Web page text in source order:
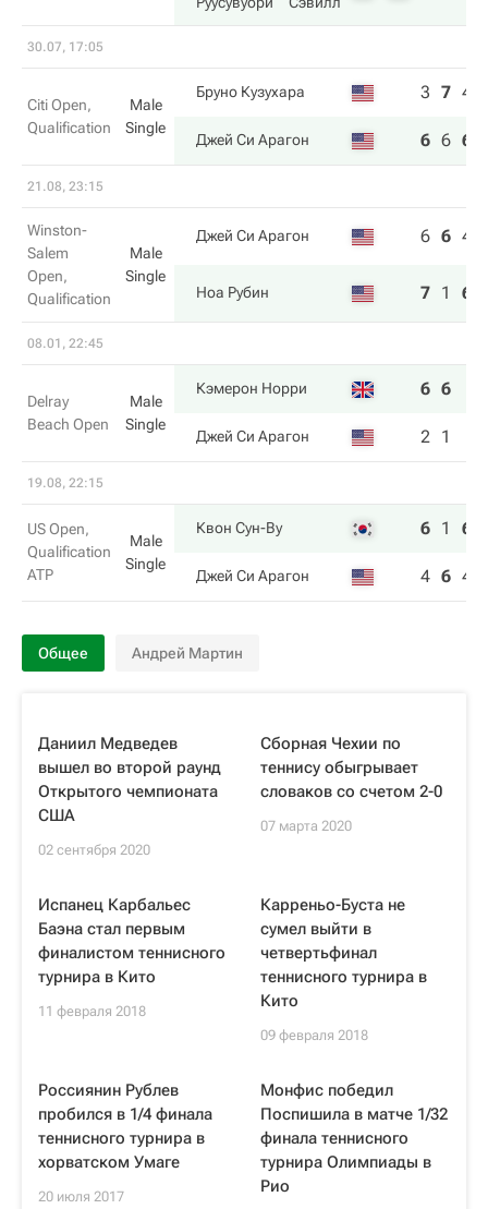
30.07, 17:05
Citi Open,
Qualification
Male
Single
Бруно Кузухара 3 7 4
Джей Си Арагон 6 6 6
21.08, 23:15
Winston-
Salem
Open,
Qualification
Male
Single
Джей Си Арагон 6 6 4
Ноа Рубин 7 1 6
08.01, 22:45
Delray
Beach Open
Male
Single
Кэмерон Норри 6 6
Джей Си Арагон 2 1
19.08, 22:15
US Open,
Qualification
ATP
Male
Single
Квон Сун-Ву 6 1 6
Джей Си Арагон 4 6 4
Общее Андрей Мартин
Даниил Медведев
вышел во второй раунд
Открытого чемпионата
США
02 сентября 2020
Сборная Чехии по
теннису обыгрывает
словаков со счетом 2-0
07 марта 2020
Испанец Карбальес
Баэна стал первым
финалистом теннисного
турнира в Кито
11 февраля 2018
Карреньо-Буста не
сумел выйти в
четвертьфинал
теннисного турнира в
Кито
09 февраля 2018
Россиянин Рублев
пробился в 1/4 финала
теннисного турнира в
хорватском Умаге
20 июля 2017
Монфис победил
Поспишила в матче 1/32
финала теннисного
турнира Олимпиады в
Рио